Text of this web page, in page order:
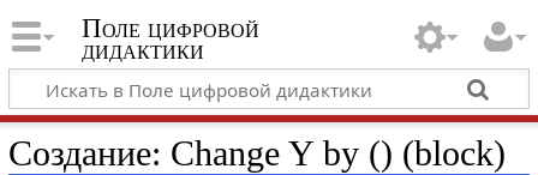
Поле цифровой
дидактики
Создание: Change Y by () (block)